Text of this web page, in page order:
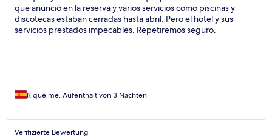
que anunció en la reserva y varios servicios como piscinas y
discotecas estaban cerradas hasta abril. Pero el hotel y sus
servicios prestados impecables. Repetiremos seguro.
Riquelme, Aufenthalt von 3 Nächten
Verifizierte Bewertung